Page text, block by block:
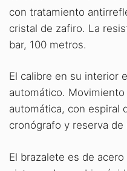
con tratamiento
cristal de zafiro. La
bar, 100 metros.
El calibre en su interior
automático.
automática, con espiral
cronógrafo y reserva de
El brazalete es de